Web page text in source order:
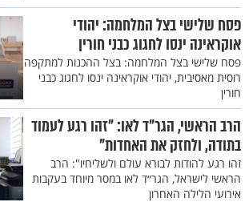
פסח שלישי בצל המלחמה: יהודי
אוקראינה ינסו לחגוג כבני חורין
פסח שלישי בצל המלחמה: בצל ההכנות למתקפה
רוסית מאסיבית, יהודי אוקראינה ינסו לחגוג כבני
חורין
הרב הראשי, הגר״ד לאו: ״זהו רגע לעמוד
בתודה, ולחזק את האחדות"
זהו רגע להודות לבורא עולם ולשליחיו": הרב
הראשי לישראל, הגר״ד לאו במסר מיוחד בעקבות
אירועי הלילה האחרון